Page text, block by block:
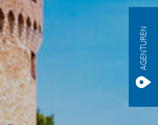
AGENTUREN